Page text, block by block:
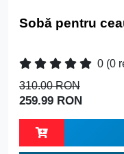
Sobă pentru
0 (0
310.00 RON
259.99 RON